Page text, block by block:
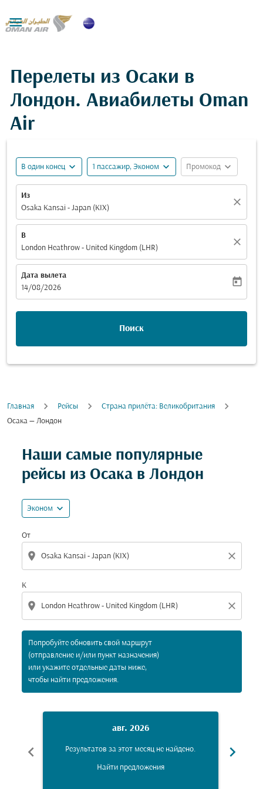

Перелеты из Осаки в
Лондон. Авиабилеты Oman
Air
В один конец expand_more 1 пассажир, Эконом expand_more Промокод expand_more
Из
Osaka Kansai - Japan (KIX)
close
В
London Heathrow - United Kingdom (LHR)
close
Дата вылета
fc-booking-departure-date-aria-label
14/08/2026
today
Поиск
Главная Рейсы
Cтрана прилёта: Великобритания
Осака — Лондон
Наши самые популярные
рейсы из Осака в Лондон
Эконом expand_more
От
location_on close
К
location_on close
Попробуйте обновить свой маршрут
(отправление и/или пункт назначения)
или укажите отдельные даты ниже,
чтобы найти предложения.
Попробуйте обновить свой маршрут
chevron_left
авг. 2026
Результатов за этот месяц не найдено.
Найти предложения
chevron_right